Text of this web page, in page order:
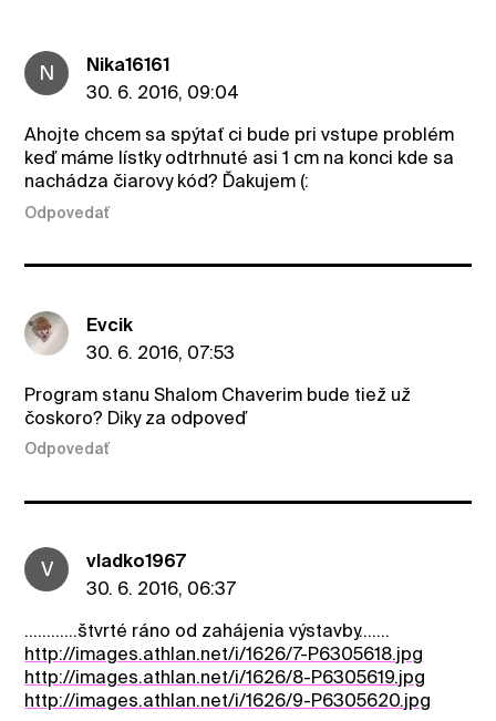
N
Nika16161
30. 6. 2016, 09:04
Ahojte chcem sa spýtať ci bude pri vstupe problém
keď máme lístky odtrhnuté asi 1 cm na konci kde sa
nachádza čiarovy kód? Ďakujem (:
Odpovedať
Evcik
30. 6. 2016, 07:53
Program stanu Shalom Chaverim bude tiež už
čoskoro? Diky za odpoveď
Odpovedať
V
vladko1967
30. 6. 2016, 06:37
............štvrté ráno od zahájenia výstavby.......
http://images.athlan.net/i/1626/7-P6305618.jpg
http://images.athlan.net/i/1626/8-P6305619.jpg
http://images.athlan.net/i/1626/9-P6305620.jpg